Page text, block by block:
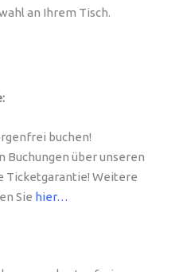
an Ihrem Tisch.
buchen!
Buchungen über unseren
Ticketgarantie! Weitere
Sie hier…